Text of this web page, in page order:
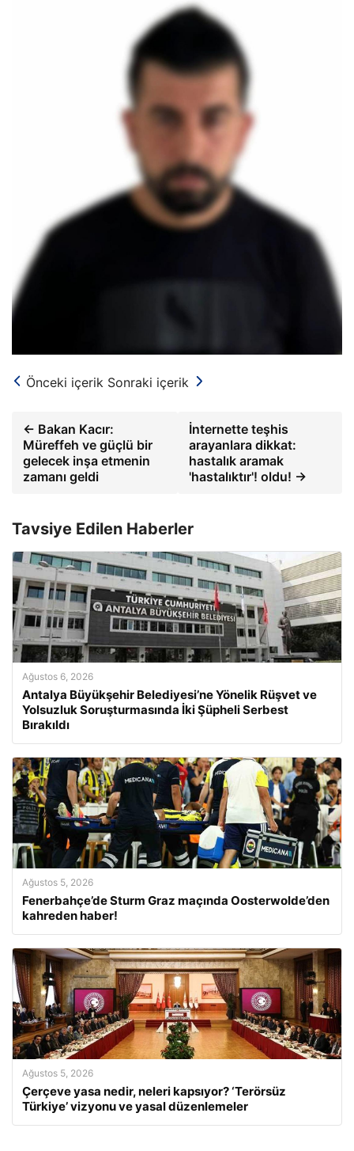
Önceki içerik Sonraki içerik
← Bakan Kacır:
Müreffeh ve güçlü bir
gelecek inşa etmenin
zamanı geldi
İnternette teşhis
arayanlara dikkat:
hastalık aramak
'hastalıktır'! oldu! →
Tavsiye Edilen Haberler
Ağustos 6, 2026
Antalya Büyükşehir Belediyesi’ne Yönelik Rüşvet ve
Yolsuzluk Soruşturmasında İki Şüpheli Serbest
Bırakıldı
Ağustos 5, 2026
Fenerbahçe’de Sturm Graz maçında Oosterwolde’den
kahreden haber!
Ağustos 5, 2026
Çerçeve yasa nedir, neleri kapsıyor? ‘Terörsüz
Türkiye’ vizyonu ve yasal düzenlemeler